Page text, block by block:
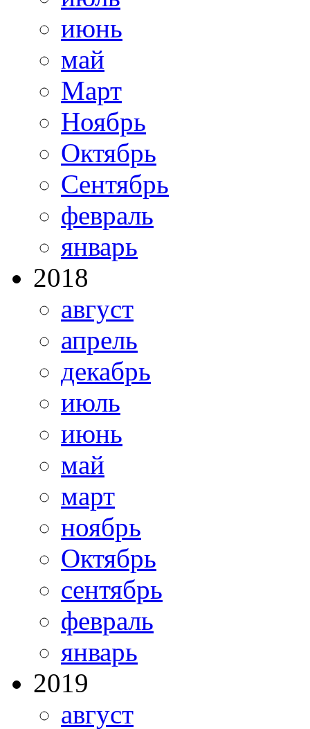
июнь
май
Март
Ноябрь
Октябрь
Сентябрь
февраль
январь
2018
август
апрель
декабрь
июль
июнь
май
март
ноябрь
Октябрь
сентябрь
февраль
январь
2019
август